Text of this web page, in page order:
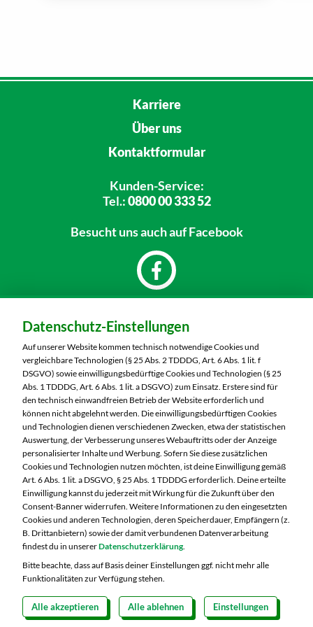
Karriere
Über uns
Kontaktformular
Kunden-Service:
Tel.:0800 00 333 52
Besucht unsauch auf Facebook
MARKTKAUF Saalfeld
Mittlerer Watzenbach 4
07318 Saalfeld
Telefon:03671 5970
Markt ändern
Öffnungszeiten diese Woche:
Mo:
07:00 – 20:00 Uhr
Di:
07:00 – 20:00 Uhr
Mi:
07:00 – 20:00 Uhr
Do:
07:00 – 20:00 Uhr
Fr:
07:00 – 20:00 Uhr
Copyright 2026 © MARKTKAUF Datenschutz Impressum
Datenschutz-Einstellungen
Auf unserer Website kommen technisch notwendige Cookies und
vergleichbare Technologien (§ 25 Abs. 2 TDDDG, Art. 6 Abs. 1 lit. f
DSGVO) sowie einwilligungsbedürftige Cookies und Technologien (§ 25
Abs. 1 TDDDG, Art. 6 Abs. 1 lit. a DSGVO) zum Einsatz. Erstere sind für
den technisch einwandfreien Betrieb der Website erforderlich und
können nicht abgelehnt werden. Die einwilligungsbedürftigen Cookies
und Technologien dienen verschiedenen Zwecken, etwa der statistischen
Auswertung, der Verbesserung unseres Webauftritts oder der Anzeige
personalisierter Inhalte und Werbung. Sofern Sie diese zusätzlichen
Cookies und Technologien nutzen möchten, ist deine Einwilligung gemäß
Art. 6 Abs. 1 lit. a DSGVO, § 25 Abs. 1 TDDDG erforderlich. Deine erteilte
Einwilligung kannst du jederzeit mit Wirkung für die Zukunft über den
Consent-Banner widerrufen. Weitere Informationen zu den eingesetzten
Cookies und anderen Technologien, deren Speicherdauer, Empfängern (z.
B. Drittanbietern) sowie der damit verbundenen Datenverarbeitung
findest du in unsererDatenschutzerklärung.
Bitte beachte, dass auf Basis deiner Einstellungen ggf. nicht mehr alle
Funktionalitäten zur Verfügung stehen.
Alle akzeptieren Alle ablehnen Einstellungen